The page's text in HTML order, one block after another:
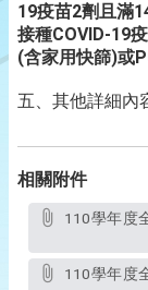
19疫苗2劑且滿
接種COVID-19
(含家用快篩)或
五、其他詳細內
相關附件